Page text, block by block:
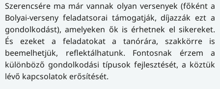
Szerencsére ma már vannak olyan versenyek (főként a
Bolyai-verseny feladatsorai támogatják, díjazzák ezt a
gondolkodást), amelyeken ők is érhetnek el sikereket.
És ezeket a feladatokat a tanórára, szakkörre is
beemelhetjük, reflektálhatunk. Fontosnak érzem a
különböző gondolkodási típusok fejlesztését, a köztük
lévő kapcsolatok erősítését.